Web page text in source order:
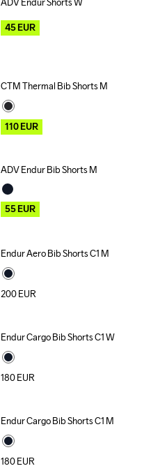
Outlet
45EUR
Outlet
CTM Thermal Bib Shorts M
110EUR
Outlet
ADV Endur Bib Shorts M
55EUR
Endur Aero Bib Shorts C1 M
200EUR
Endur Cargo Bib Shorts C1 W
180EUR
Endur Cargo Bib Shorts C1 M
180EUR